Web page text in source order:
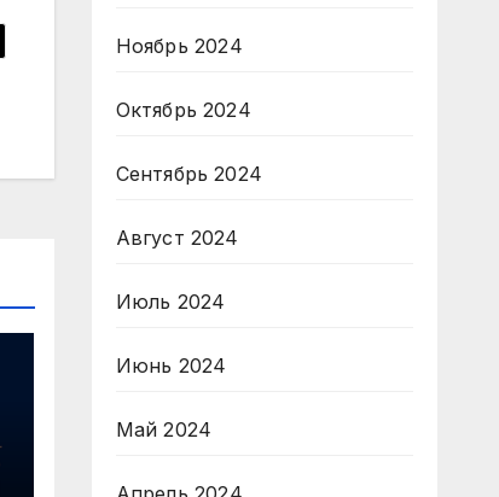
Ноябрь 2024
Октябрь 2024
Сентябрь 2024
Август 2024
Июль 2024
Июнь 2024
Май 2024